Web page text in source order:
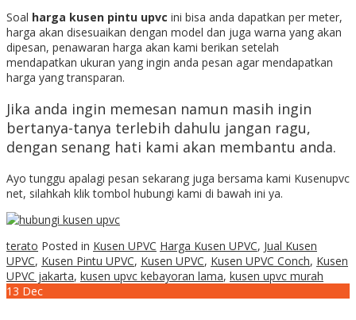
Soal harga kusen pintu upvc ini bisa anda dapatkan per meter,
harga akan disesuaikan dengan model dan juga warna yang akan
dipesan, penawaran harga akan kami berikan setelah
mendapatkan ukuran yang ingin anda pesan agar mendapatkan
harga yang transparan.
Jika anda ingin memesan namun masih ingin
bertanya-tanya terlebih dahulu jangan ragu,
dengan senang hati kami akan membantu anda.
Ayo tunggu apalagi pesan sekarang juga bersama kami Kusenupvc
net, silahkah klik tombol hubungi kami di bawah ini ya.
terato Posted in Kusen UPVC Harga Kusen UPVC, Jual Kusen
UPVC, Kusen Pintu UPVC, Kusen UPVC, Kusen UPVC Conch, Kusen
UPVC jakarta, kusen upvc kebayoran lama, kusen upvc murah
13 Dec